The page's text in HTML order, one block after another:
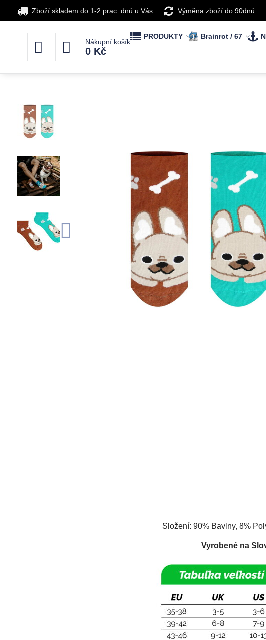
Zboží skladem do 1-2 prac. dnů u Vás Výměna zboží do 90dnů.
Nákupní košík
0 Kč
PRODUKTY Brainrot / 67
Složení: 90% Bavlny, 8%
Vyrobené na